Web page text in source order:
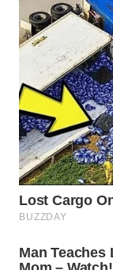
WAHANA
ADVOKAT
WAHANA
INFRASTRUKTUR
WAHANA
KONSUMEN
WAHANA
LISTRIK
WAHANA